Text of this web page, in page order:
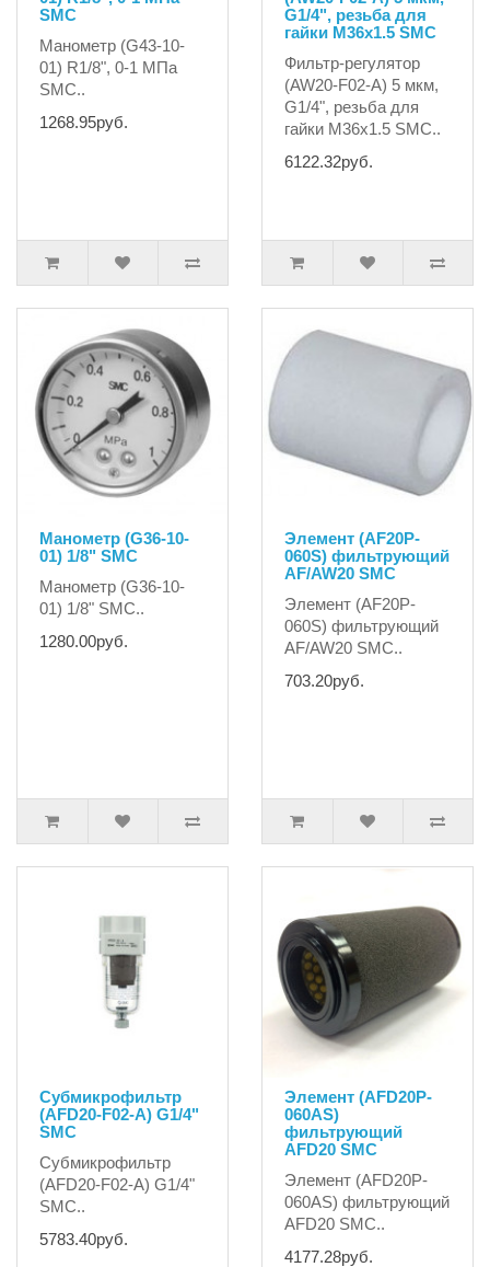
SMC
Манометр (G43-10-
01) R1/8", 0-1 MПа
SMC..
1268.95руб.
G1/4", резьба для
гайки M36x1.5 SMC
Фильтр-регулятор
(AW20-F02-A) 5 мкм,
G1/4", резьба для
гайки M36x1.5 SMC..
6122.32руб.
Манометр (G36-10-
01) 1/8" SMC
Манометр (G36-10-
01) 1/8" SMC..
1280.00руб.
Элемент (AF20P-
060S) фильтрующий
AF/AW20 SMC
Элемент (AF20P-
060S) фильтрующий
AF/AW20 SMC..
703.20руб.
Субмикрофильтр
(AFD20-F02-A) G1/4"
SMC
Субмикрофильтр
(AFD20-F02-A) G1/4"
SMC..
5783.40руб.
Элемент (AFD20P-
060AS)
фильтрующий
AFD20 SMC
Элемент (AFD20P-
060AS) фильтрующий
AFD20 SMC..
4177.28руб.